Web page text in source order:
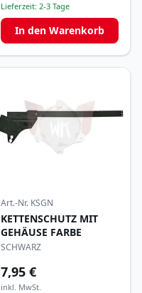
Lieferzeit: 2-3 Tage
In den Warenkorb
Art.-Nr. KSGN
KETTENSCHUTZ MIT
GEHÄUSE FARBE
SCHWARZ
7,95 €
inkl. MwSt.